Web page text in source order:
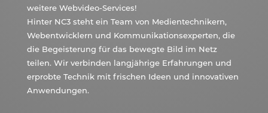
weitere Webvideo-Services!
Hinter NC3 steht ein Team von Medientechnikern,
Webentwicklern und Kommunikationsexperten, die
die Begeisterung für das bewegte Bild im Netz
teilen. Wir verbinden langjährige Erfahrungen und
erprobte Technik mit frischen Ideen und innovativen
Anwendungen.